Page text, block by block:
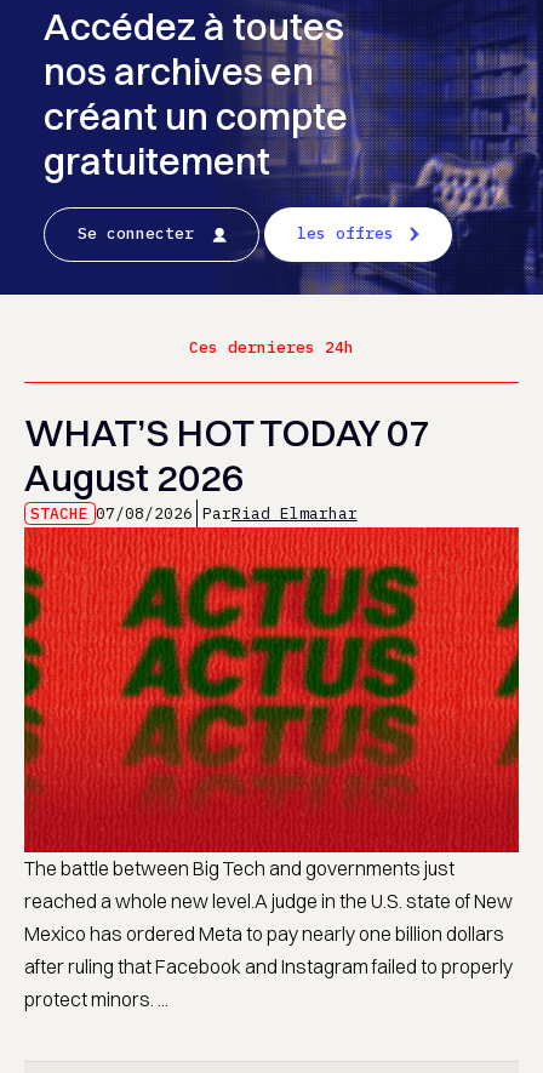
Accédez à toutes
nos archives en
créant un compte
gratuitement
Se connecter les offres
Ces dernieres 24h
WHAT’S HOT TODAY 07
August 2026
STACHE 07/08/2026 ParRiad Elmarhar
The battle between Big Tech and governments just
reached a whole new level.A judge in the U.S. state of New
Mexico has ordered Meta to pay nearly one billion dollars
after ruling that Facebook and Instagram failed to properly
protect minors. ...